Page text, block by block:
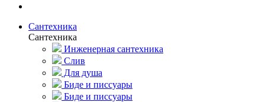
Сантехника
Сантехника
Инженерная сантехника
Слив
Для душа
Биде и писсуары
Биде и писсуары